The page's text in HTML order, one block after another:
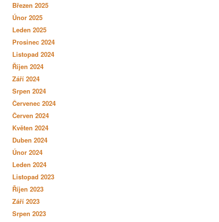
Březen 2025
Únor 2025
Leden 2025
Prosinec 2024
Listopad 2024
Říjen 2024
Září 2024
Srpen 2024
Červenec 2024
Červen 2024
Květen 2024
Duben 2024
Únor 2024
Leden 2024
Listopad 2023
Říjen 2023
Září 2023
Srpen 2023